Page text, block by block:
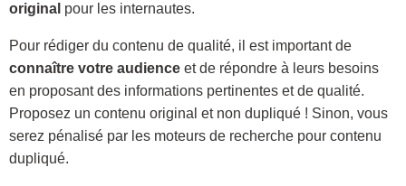
original pour les internautes.
Pour rédiger du contenu de qualité, il est important de
connaître votre audience et de répondre à leurs besoins
en proposant des informations pertinentes et de qualité.
Proposez un contenu original et non dupliqué ! Sinon, vous
serez pénalisé par les moteurs de recherche pour contenu
dupliqué.